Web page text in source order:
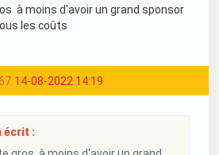
à moins d'avoir un grand sponsor
les coûts
14-08-2022 14:19
écrit :